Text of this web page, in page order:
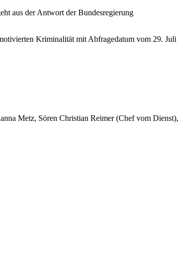
aus der Antwort der Bundesregierung
Kriminalität mit Abfragedatum vom 29. Juli
Metz, Sören Christian Reimer (Chef vom Dienst),